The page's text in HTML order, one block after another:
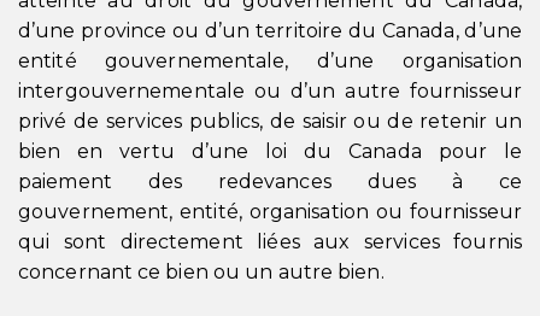
d’une province ou d’un territoire du Canada, d’une
entité gouvernementale, d’une organisation
intergouvernementale ou d’un autre fournisseur
privé de services publics, de saisir ou de retenir un
bien en vertu d’une loi du Canada pour le
paiement des redevances dues à ce
gouvernement, entité, organisation ou fournisseur
qui sont directement liées aux services fournis
concernant ce bien ou un autre bien.